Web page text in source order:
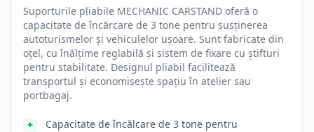
Suporturile pliabile MECHANIC CARSTAND oferă o
capacitate de încărcare de 3 tone pentru susținerea
autoturismelor și vehiculelor ușoare. Sunt fabricate din
oțel, cu înălțime reglabilă și sistem de fixare cu știfturi
pentru stabilitate. Designul pliabil facilitează
transportul și economisește spațiu în atelier sau
portbagaj.
Capacitate de încălcare de 3 tone pentru